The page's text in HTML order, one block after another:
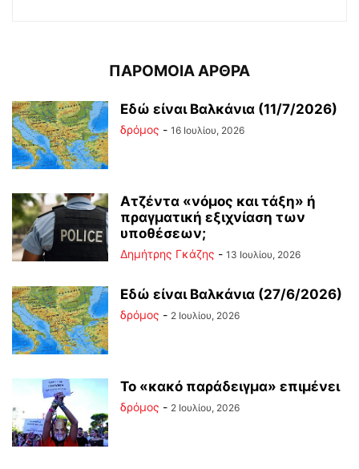
ΠΑΡΟΜΟΙΑ ΑΡΘΡΑ
Εδώ είναι Βαλκάνια (11/7/2026)
δρόμος - 16 Ιουλίου, 2026
Ατζέντα «νόμος και τάξη» ή
πραγματική εξιχνίαση των
υποθέσεων;
Δημήτρης Γκάζης - 13 Ιουλίου, 2026
Εδώ είναι Βαλκάνια (27/6/2026)
δρόμος - 2 Ιουλίου, 2026
Το «κακό παράδειγμα» επιμένει
δρόμος - 2 Ιουλίου, 2026